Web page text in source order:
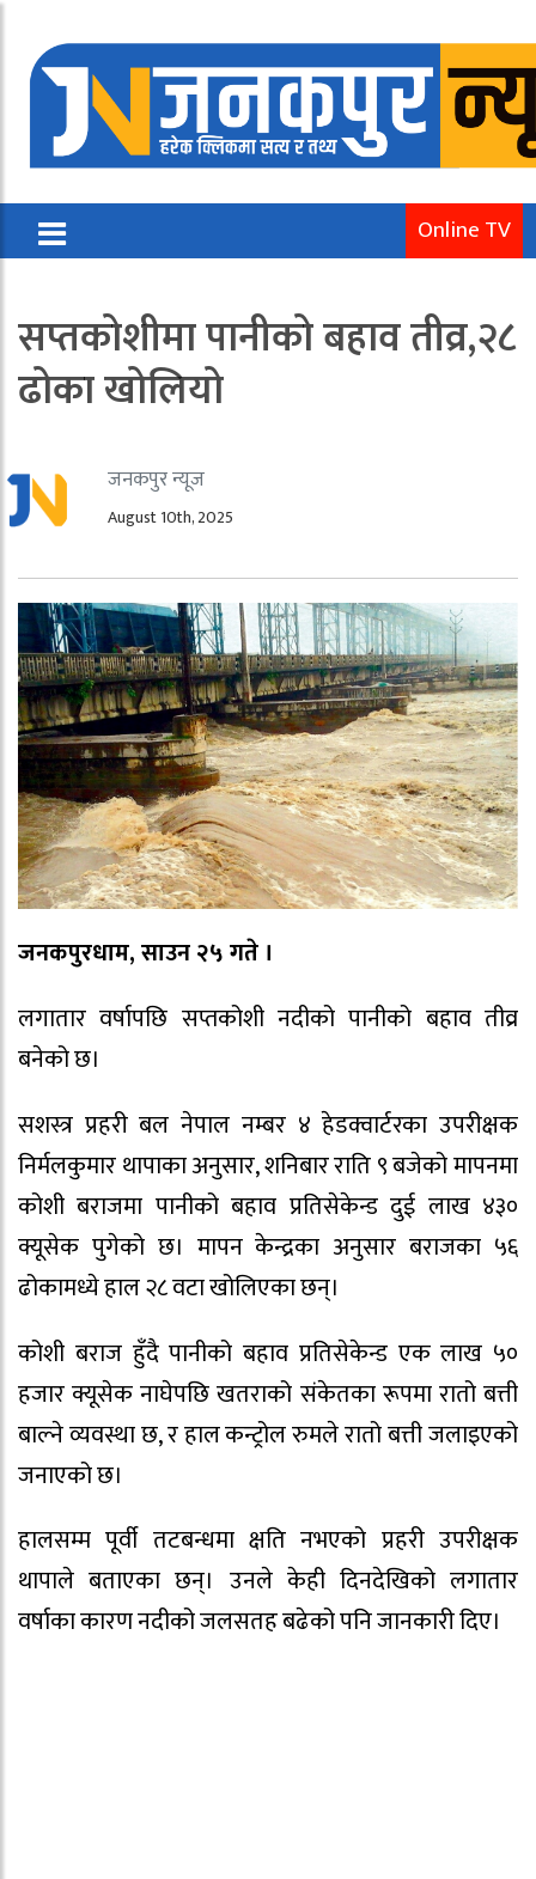
Online TV
सप्तकोशीमा पानीको बहाव तीव्र,२८
ढोका खोलियो
जनकपुर न्यूज
August 10th, 2025
जनकपुरधाम, साउन २५ गते ।
लगातार वर्षापछि सप्तकोशी नदीको पानीको बहाव तीव्र
बनेको छ।
सशस्त्र प्रहरी बल नेपाल नम्बर ४ हेडक्वार्टरका उपरीक्षक
निर्मलकुमार थापाका अनुसार, शनिबार राति ९ बजेको मापनमा
कोशी बराजमा पानीको बहाव प्रतिसेकेन्ड दुई लाख ४३०
क्यूसेक पुगेको छ। मापन केन्द्रका अनुसार बराजका ५६
ढोकामध्ये हाल २८ वटा खोलिएका छन्।
कोशी बराज हुँदै पानीको बहाव प्रतिसेकेन्ड एक लाख ५०
हजार क्यूसेक नाघेपछि खतराको संकेतका रूपमा रातो बत्ती
बाल्ने व्यवस्था छ, र हाल कन्ट्रोल रुमले रातो बत्ती जलाइएको
जनाएको छ।
हालसम्म पूर्वी तटबन्धमा क्षति नभएको प्रहरी उपरीक्षक
थापाले बताएका छन्। उनले केही दिनदेखिको लगातार
वर्षाका कारण नदीको जलसतह बढेको पनि जानकारी दिए।